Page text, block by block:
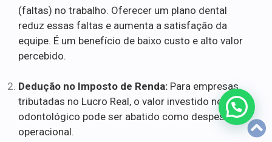
(faltas) no trabalho. Oferecer um plano dental
reduz essas faltas e aumenta a satisfação da
equipe. É um benefício de baixo custo e alto valor
percebido.
Dedução no Imposto de Renda: Para empresas
tributadas no Lucro Real, o valor investido no plano
odontológico pode ser abatido como despesa
operacional.